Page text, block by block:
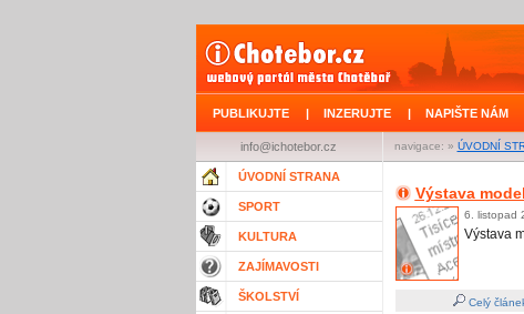
PUBLIKUJTE | INZERUJTE | NAPIŠTE NÁM
navigace: » ÚVODNÍ
info@ichotebor.cz
ÚVODNÍ STRANA
SPORT
KULTURA
ZAJÍMAVOSTI
ŠKOLSTVÍ
Výstava
6. listopad
Výstava
Celý